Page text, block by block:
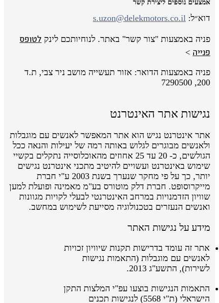
אמצעים נוספים ליצירת קשר
דוא״ל: s.uzon@delekmotors.co.il
פניה באמצעות "צור קשר" באתר. לנוחיותכם לינק לטופס
פנייה >
פניה באמצעות הדואר: אזור תעשייה מושב ניר צבי, ת.ד
200, 7290500
נגישות אתר האינטרנט
אתר אינטרנט נגיש הוא אתר המאפשר לאנשים עם מוגבלות
ולאנשים מבוגרים לגלוש באותה רמה של יעילות והנאה ככל
הגולשים, כ- 20 עד 25 אחוזים מהאוכלוסייה נתקלים בקשיי
שימוש באינטרנט ועשויים להיטיב מתכני אינטרנט נגישים
יותר, כך על פי מחקר שנערך בשנת 2003 ע"י חברת
מייקרוסופט. חברת דלק מוטורס בע"מ מאמינה ופועלת למען
שוויון הזדמנויות במרחב האינטרנטי לבעלי לקויות מגוונות
ואנשים הנעזרים בטכנולוגיה מסייעת לשימוש במחשב.
מידע על נגישות האתר
אתר זה עומד בדרישות תקנות שיוויון זכויות
לאנשים עם מוגבלות (התאמות נגישות
לשירות), התשע"ג 2013.
התאמות הנגישות בוצעועפ"יהמלצות התקן
הישראלי(ת"י 5568) לנגישות תכנים